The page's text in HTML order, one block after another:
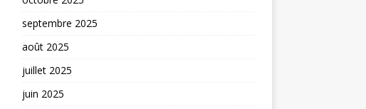
septembre 2025
août 2025
juillet 2025
juin 2025